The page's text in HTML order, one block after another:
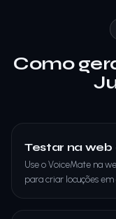
Como
Testar na web
Use o VoiceMate na
para criar locuções em